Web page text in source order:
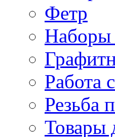
Фетр
Наборы
Работа
Резьба
Товары